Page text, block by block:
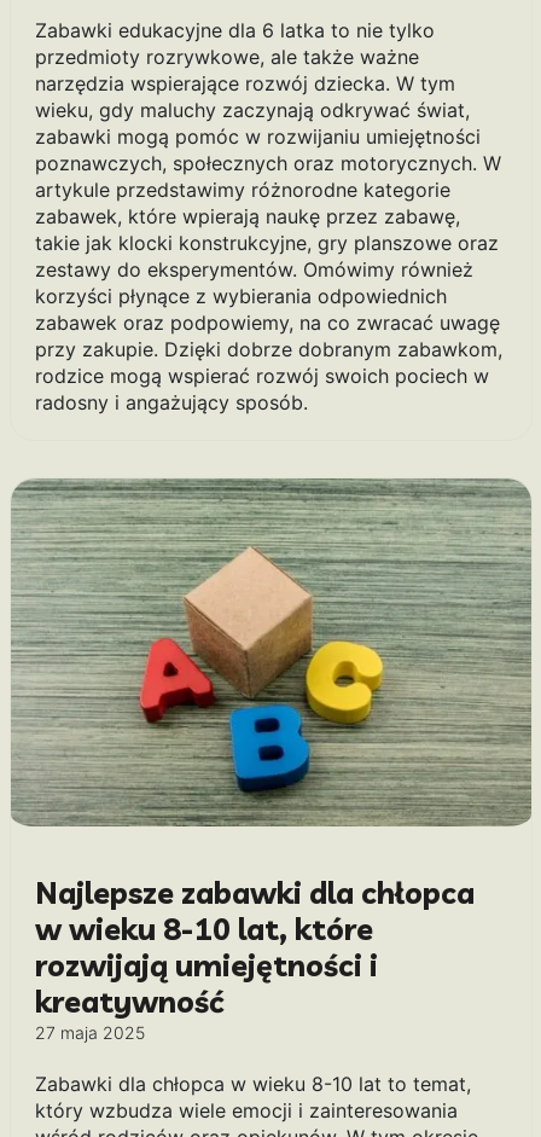
Zabawki edukacyjne dla 6 latka to nie tylko
przedmioty rozrywkowe, ale także ważne
narzędzia wspierające rozwój dziecka. W tym
wieku, gdy maluchy zaczynają odkrywać świat,
zabawki mogą pomóc w rozwijaniu umiejętności
poznawczych, społecznych oraz motorycznych. W
artykule przedstawimy różnorodne kategorie
zabawek, które wpierają naukę przez zabawę,
takie jak klocki konstrukcyjne, gry planszowe oraz
zestawy do eksperymentów. Omówimy również
korzyści płynące z wybierania odpowiednich
zabawek oraz podpowiemy, na co zwracać uwagę
przy zakupie. Dzięki dobrze dobranym zabawkom,
rodzice mogą wspierać rozwój swoich pociech w
radosny i angażujący sposób.
Najlepsze zabawki dla chłopca
w wieku 8-10 lat, które
rozwijają umiejętności i
kreatywność
27 maja 2025
Zabawki dla chłopca w wieku 8-10 lat to temat,
który wzbudza wiele emocji i zainteresowania